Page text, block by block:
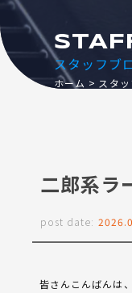
スタッフブ
ホーム スタ
二郎系ラ
post date:
皆さんこんばんは